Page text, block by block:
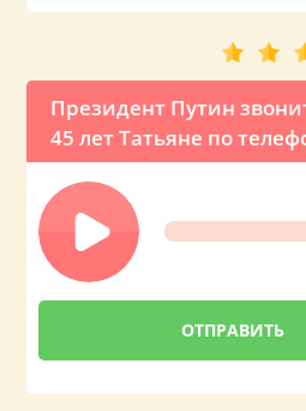
Президент Путин
45 лет Татьяне по